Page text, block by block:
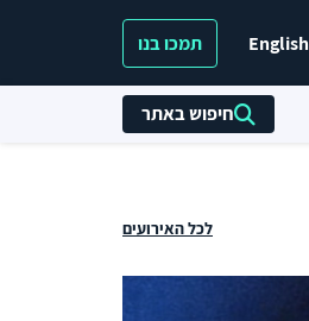
English תמכו בנו
חיפוש באתר
לכל האירועים